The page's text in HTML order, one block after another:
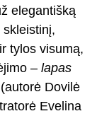
elegantišką
tylos visumą,
– lapas
Dovilė
Evelina